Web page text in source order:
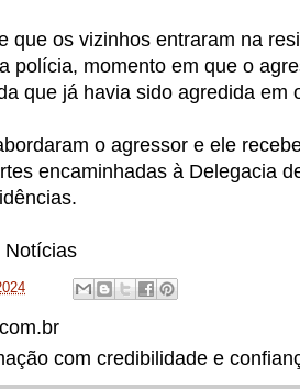
que os vizinhos entraram na
polícia, momento em que o
que já havia sido agredida em
o agressor e ele
encaminhadas à Delegacia
Notícias
com credibilidade e